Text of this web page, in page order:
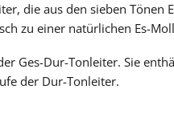
die aus den sieben Tönen
zu einer natürlichen Es-
Ges-Dur-Tonleiter. Sie
der Dur-Tonleiter.